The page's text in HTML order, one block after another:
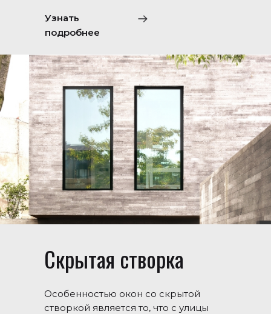
Узнать
подробнее
Скрытая створка
Особенностью окон со скрытой
створкой является то, что с улицы